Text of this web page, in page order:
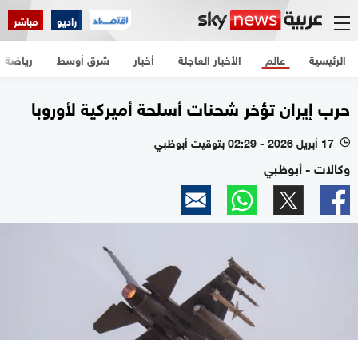
راديو مباشر
الرئيسية الأخبار العاجلة أخبار شرق أوسط عالم رياضة
حرب إيران تؤخر شحنات أسلحة أميركية لأوروبا
l 17 أبريل 2026 - 02:29 بتوقيت أبوظبي
وكالات - أبوظبي